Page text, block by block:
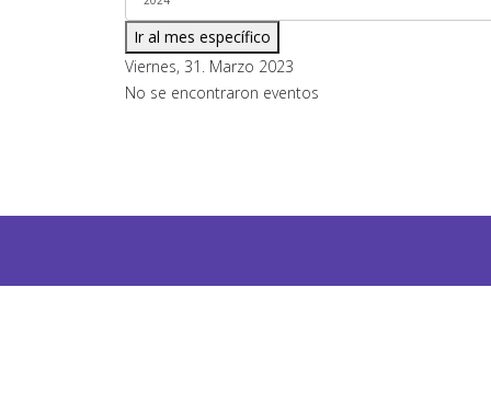
Ir al mes específico
Viernes, 31. Marzo 2023
No se encontraron eventos